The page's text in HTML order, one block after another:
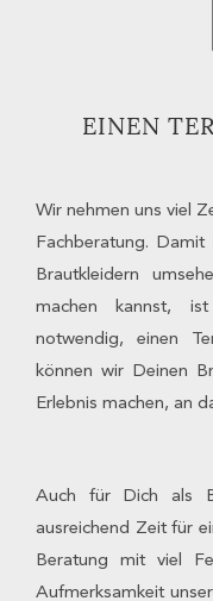
EINEN
Wir nehmen uns viel
Fachberatung.
Brautkleidern
machen kannst,
notwendig, einen
können wir Deinen
Erlebnis machen, an
Auch für Dich als
ausreichend Zeit für
Beratung mit viel
Aufmerksamkeit